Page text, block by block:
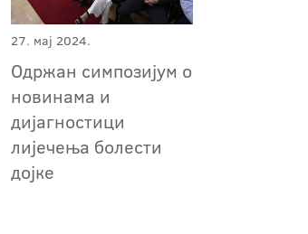
27. мај 2024.
Одржан симпозијум о
новинама и
дијагностици
лијечења болести
дојке